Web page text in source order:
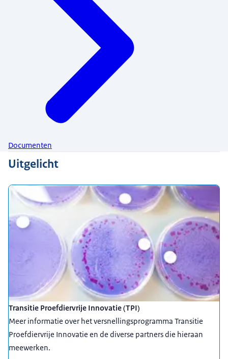
Documenten
Uitgelicht
Transitie Proefdiervrije Innovatie (TPI)
Meer informatie over het versnellingsprogramma Transitie
Proefdiervrije Innovatie en de diverse partners die hieraan
meewerken.